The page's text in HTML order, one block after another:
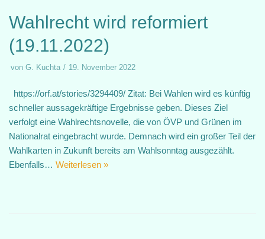
Wahlrecht wird reformiert
(19.11.2022)
von G. Kuchta 19. November 2022
https://orf.at/stories/3294409/ Zitat: Bei Wahlen wird es künftig
schneller aussagekräftige Ergebnisse geben. Dieses Ziel
verfolgt eine Wahlrechtsnovelle, die von ÖVP und Grünen im
Nationalrat eingebracht wurde. Demnach wird ein großer Teil der
Wahlkarten in Zukunft bereits am Wahlsonntag ausgezählt.
Ebenfalls… Weiterlesen »